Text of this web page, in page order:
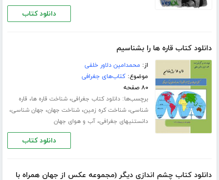
دانلود کتاب
دانلود کتاب قاره ها را بشناسیم
از: محمدامین دلاور خلفی
موضوع:کتاب‌های جغرافی
۸۰ صفحه
برچسب‌ها:دانلود کتاب جغرافی،شناخت قاره ها، قاره
شناسی،شناخت کره زمین،شناخت جهان، جهان شناسی،
دانستنیهای جغرافی،آب و هوای جهان
دانلود کتاب
دانلود کتاب چشم اندازی دیگر (مجموعه عکس از جهان همراه با